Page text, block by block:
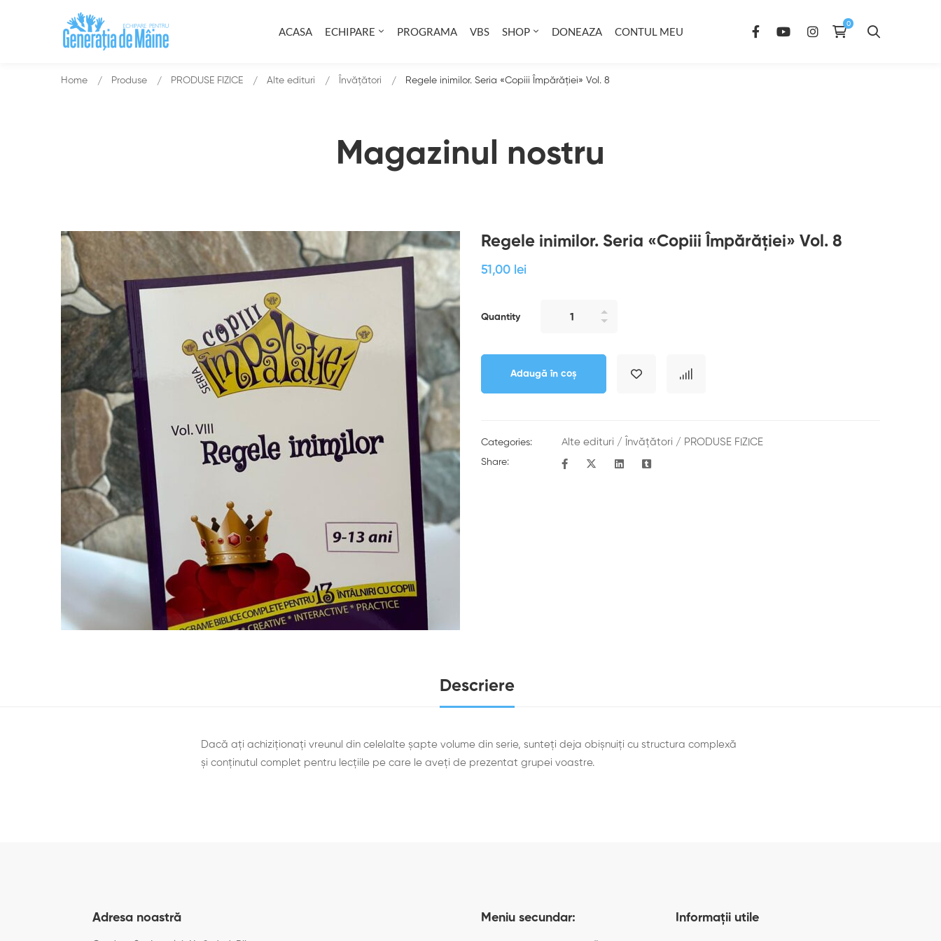
ACASA ECHIPARE PROGRAMA VBS SHOP DONEAZA CONTUL MEU
Magazinul nostru
Home Produse PRODUSE FIZICE Alte edituri Învățători Regele inimilor. Seria «Copiii Împărăției» Vol. 8
Regele inimilor. Seria «Copiii Împărăției» Vol. 8
51,00 lei
Quantity
Adaugă în coș
Categories: Alte edituri / Învățători / PRODUSE FIZICE
Share:
Descriere
Dacă ați achiziționați vreunul din celelalte șapte volume din serie, sunteți deja obișnuiți cu structura complexă
și conținutul complet pentru lecțiile pe care le aveți de prezentat grupei voastre.
Adresa noastră Meniu secundar: Informații utile